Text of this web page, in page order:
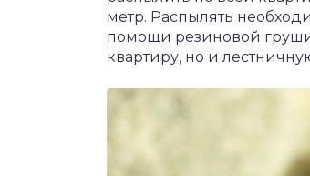
метр. Распылять
помощи резиновой
квартиру, но и